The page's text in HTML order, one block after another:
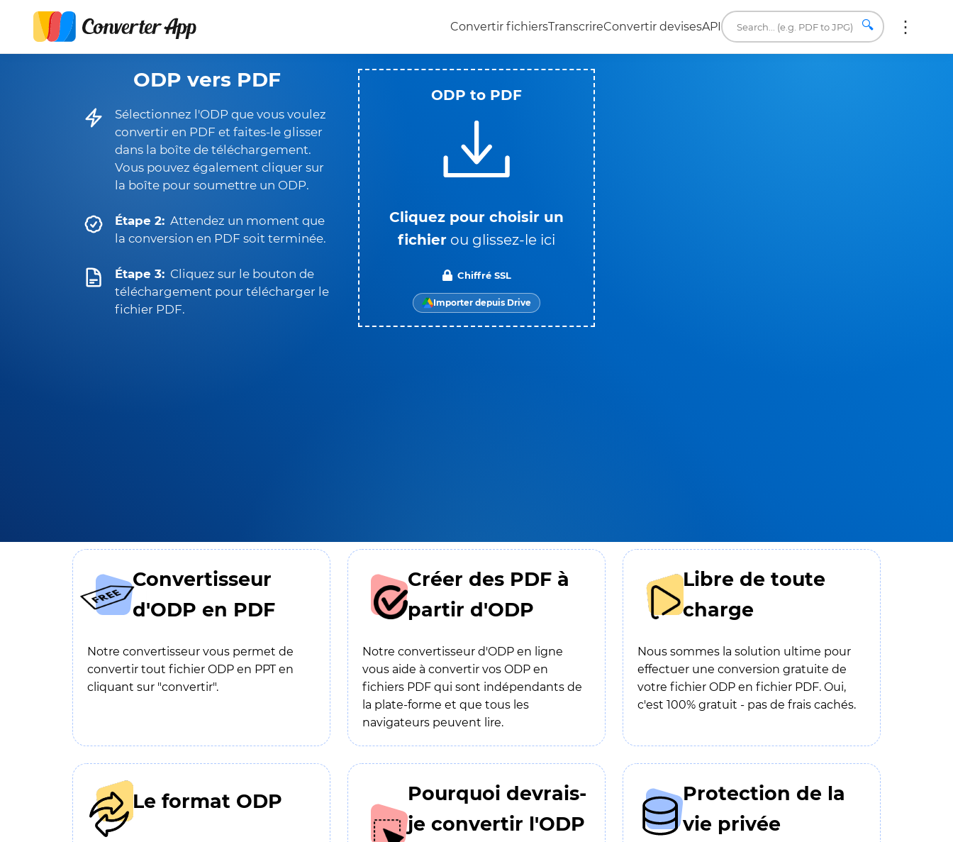
Convertir fichiersTranscrireConvertir devisesAPI 🔍
ODP vers PDF
Sélectionnez l'ODP que vous voulez
convertir en PDF et faites-le glisser
dans la boîte de téléchargement.
Vous pouvez également cliquer sur
la boîte pour soumettre un ODP.
Étape 2: Attendez un moment que
la conversion en PDF soit terminée.
Étape 3: Cliquez sur le bouton de
téléchargement pour télécharger le
fichier PDF.
ODP to PDF
Cliquez pour choisir un
fichier ou glissez-le ici
Chiffré SSL
Importer depuis Drive
Convertisseur
d'ODP en PDF
Notre convertisseur vous permet de
convertir tout fichier ODP en PPT en
cliquant sur "convertir".
Créer des PDF à
partir d'ODP
Notre convertisseur d'ODP en ligne
vous aide à convertir vos ODP en
fichiers PDF qui sont indépendants de
la plate-forme et que tous les
navigateurs peuvent lire.
Libre de toute
charge
Nous sommes la solution ultime pour
effectuer une conversion gratuite de
votre fichier ODP en fichier PDF. Oui,
c'est 100% gratuit - pas de frais cachés.
Le format ODP
Pourquoi devrais-
je convertir l'ODP
Protection de la
vie privée